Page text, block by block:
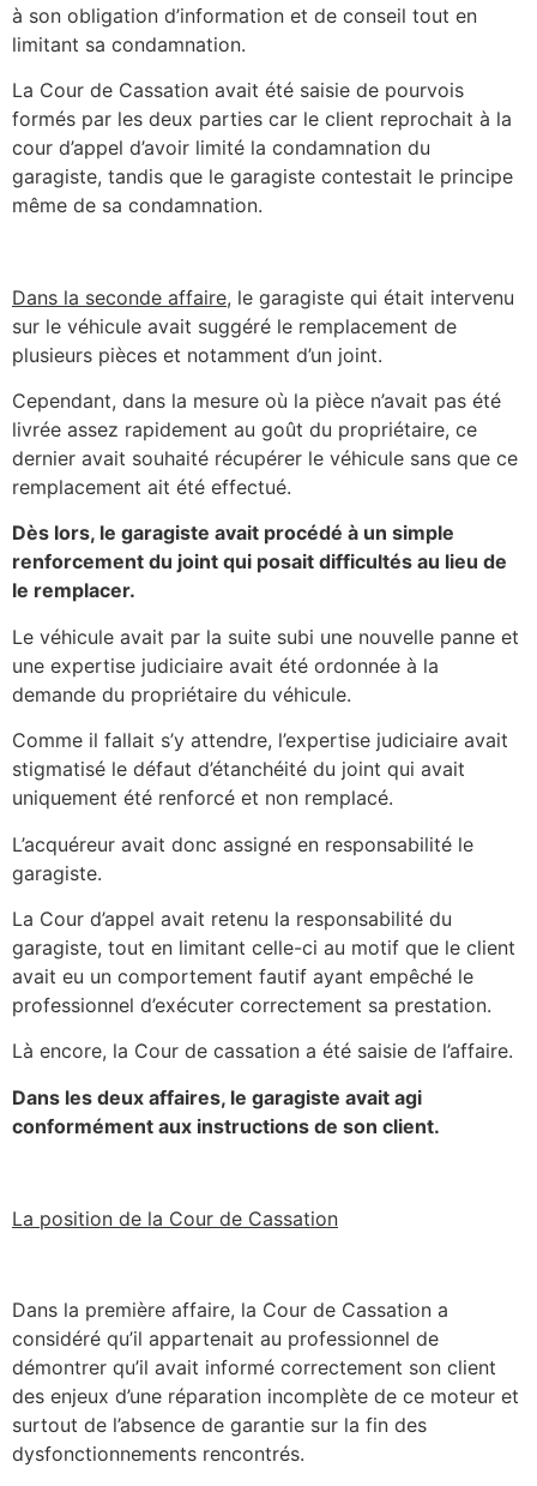
à son obligation d’information et de conseil tout en
limitant sa condamnation.
La Cour de Cassation avait été saisie de pourvois
formés par les deux parties car le client reprochait à la
cour d’appel d’avoir limité la condamnation du
garagiste, tandis que le garagiste contestait le principe
même de sa condamnation.
Dans la seconde affaire, le garagiste qui était intervenu
sur le véhicule avait suggéré le remplacement de
plusieurs pièces et notamment d’un joint.
Cependant, dans la mesure où la pièce n’avait pas été
livrée assez rapidement au goût du propriétaire, ce
dernier avait souhaité récupérer le véhicule sans que ce
remplacement ait été effectué.
Dès lors, le garagiste avait procédé à un simple
renforcement du joint qui posait difficultés au lieu de
le remplacer.
Le véhicule avait par la suite subi une nouvelle panne et
une expertise judiciaire avait été ordonnée à la
demande du propriétaire du véhicule.
Comme il fallait s’y attendre, l’expertise judiciaire avait
stigmatisé le défaut d’étanchéité du joint qui avait
uniquement été renforcé et non remplacé.
L’acquéreur avait donc assigné en responsabilité le
garagiste.
La Cour d’appel avait retenu la responsabilité du
garagiste, tout en limitant celle-ci au motif que le client
avait eu un comportement fautif ayant empêché le
professionnel d’exécuter correctement sa prestation.
Là encore, la Cour de cassation a été saisie de l’affaire.
Dans les deux affaires, le garagiste avait agi
conformément aux instructions de son client.
La position de la Cour de Cassation
Dans la première affaire, la Cour de Cassation a
considéré qu’il appartenait au professionnel de
démontrer qu’il avait informé correctement son client
des enjeux d’une réparation incomplète de ce moteur et
surtout de l’absence de garantie sur la fin des
dysfonctionnements rencontrés.